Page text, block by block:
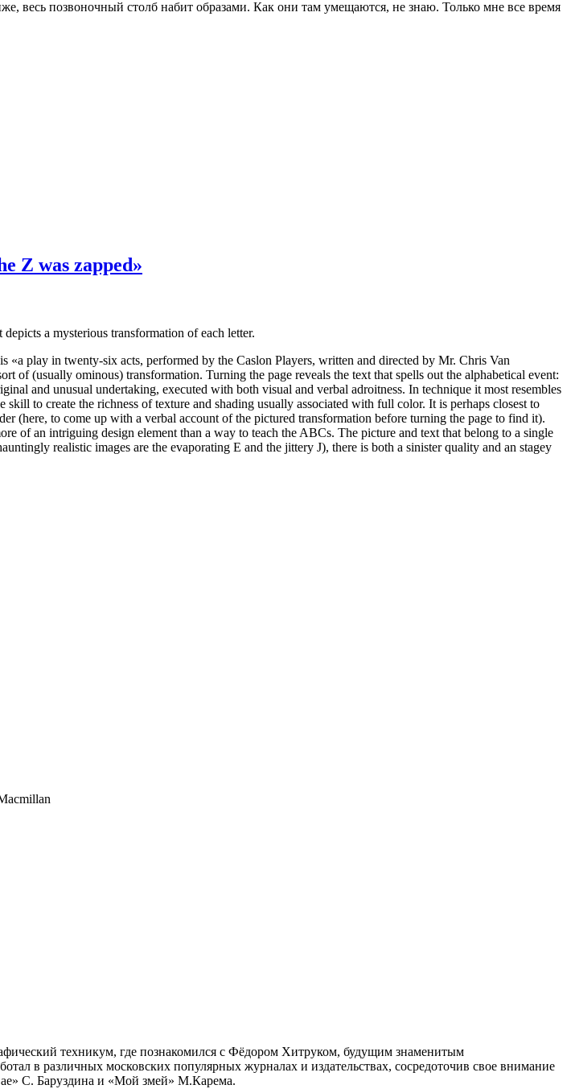
весь позвоночный столб набит образами. Как они там умещаются, не знаю. Только мне все время
Z was zapped»
a mysterious transformation of each letter.
«a play in twenty-six acts, performed by the Caslon Players, written and directed by Mr. Chris Van
of (usually ominous) transformation. Turning the page reveals the text that spells out the alphabetical event:
and unusual undertaking, executed with both visual and verbal adroitness. In technique it most resembles
to create the richness of texture and shading usually associated with full color. It is perhaps closest to
(here, to come up with a verbal account of the pictured transformation before turning the page to find it).
of an intriguing design element than a way to teach the ABCs. The picture and text that belong to a single
realistic images are the evaporating E and the jittery J), there is both a sinister quality and an stagey
техникум, где познакомился с Фёдором Хитруком, будущим знаменитым
в различных московских популярных журналах и издательствах, сосредоточив свое внимание
С. Баруздина и «Мой змей» М.Карема.